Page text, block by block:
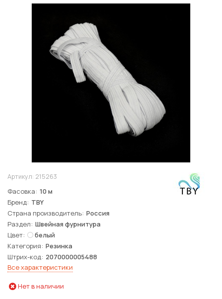
Артикул: 215263
Фасовка 10 м
Бренд TBY
Страна производитель Россия
Раздел Швейная фурнитура
Цвет
белый
Категория Резинка
Штрих-код 2070000005488
Все характеристики
Нет в наличии